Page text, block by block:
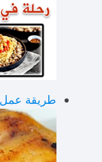
طريقة عمل